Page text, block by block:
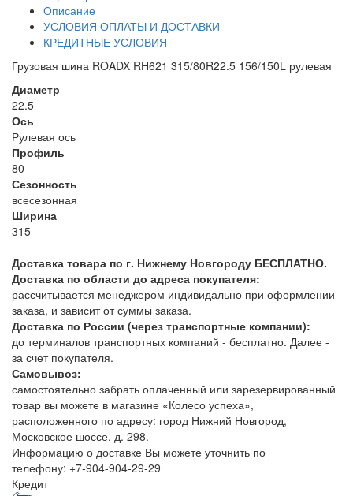
Описание
УСЛОВИЯ ОПЛАТЫ И ДОСТАВКИ
КРЕДИТНЫЕ УСЛОВИЯ
Грузовая шина ROADX RH621 315/80R22.5 156/150L рулевая
Диаметр
22.5
Ось
Рулевая ось
Профиль
80
Сезонность
всесезонная
Ширина
315
Доставка товара по г. Нижнему Новгороду БЕСПЛАТНО.
Доставка по области до адреса покупателя:
рассчитывается менеджером индивидально при оформлении
заказа, и зависит от суммы заказа.
Доставка по России (через транспортные компании):
до терминалов транспортных компаний - бесплатно. Далее -
за счет покупателя.
Самовывоз:
самостоятельно забрать оплаченный или зарезервированный
товар вы можете в магазине «Колесо успеха»,
расположенного по адресу: город Нижний Новгород,
Московское шоссе, д. 298.
Информацию о доставке Вы можете уточнить по
телефону: +7-904-904-29-29
Кредит